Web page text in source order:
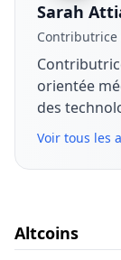
Sarah
orientée
des
analysent
Voir tous les
Altcoins